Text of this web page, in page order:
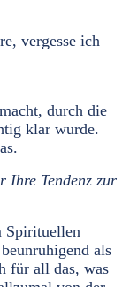
vergesse ich
durch die
klar wurde.
Ihre Tendenz zur
Spirituellen
als
für all das, was